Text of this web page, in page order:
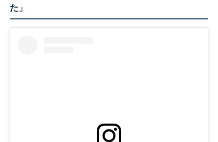
た」